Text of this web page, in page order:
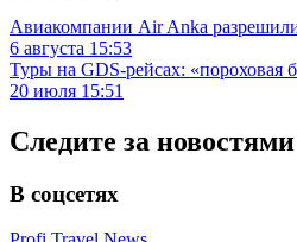
Авиакомпании Air Anka
6 августа 15:53
Туры на GDS-рейсах: «пороховая
20 июля 15:51
Следите за
В соцсетях